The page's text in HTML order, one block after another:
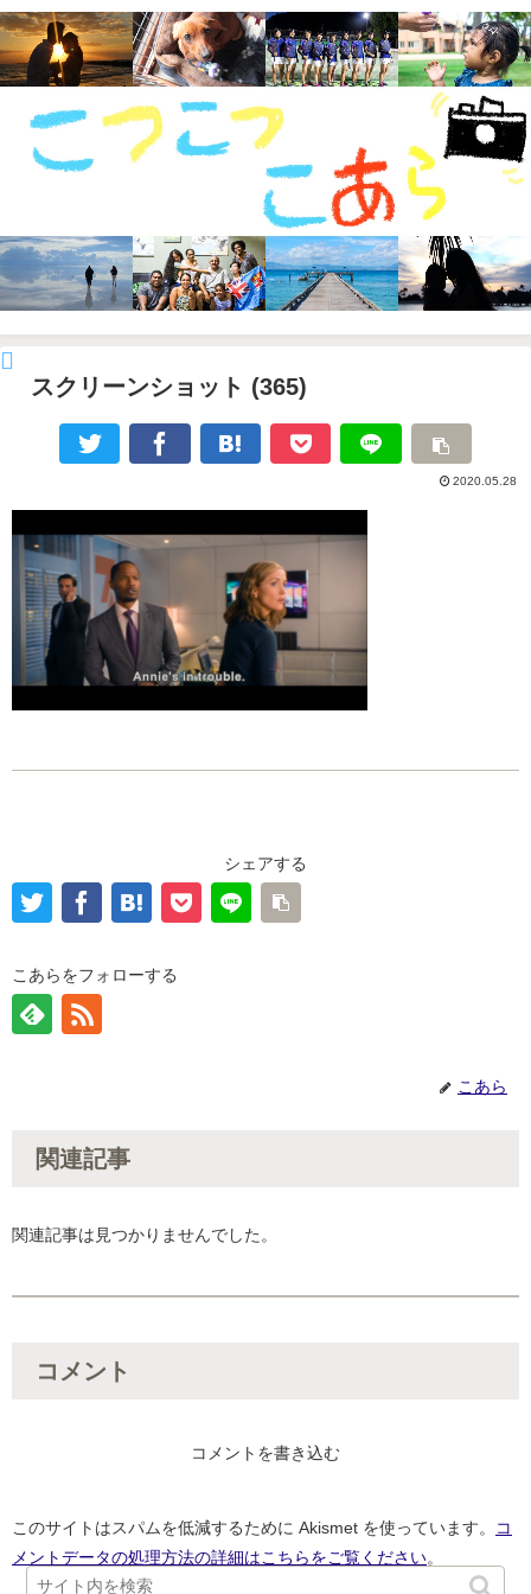
スクリーンショット (365)
2020.05.28
シェアする
こあらをフォローする
こあら
関連記事
関連記事は見つかりませんでした。
コメント
コメントを書き込む
このサイトはスパムを低減するために Akismet を使っています。
コ
メントデータの処理方法の詳細はこちらをご覧ください。